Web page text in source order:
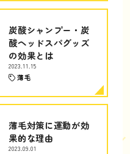
炭酸シャンプー・炭
酸ヘッドスパグッズ
の効果とは
2023.11.15
薄毛
薄毛対策に運動が効
果的な理由
2023.09.01